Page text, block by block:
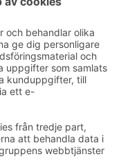
och certifikat